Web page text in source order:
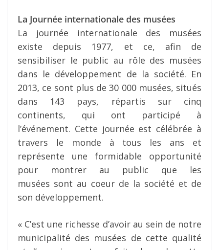
La Journée internationale des musées
La journée internationale des musées
existe depuis 1977, et ce, afin de
sensibiliser le public au rôle des musées
dans le développement de la société. En
2013, ce sont plus de 30 000 musées, situés
dans 143 pays, répartis sur cinq
continents, qui ont participé à
l’événement. Cette journée est célébrée à
travers le monde à tous les ans et
représente une formidable opportunité
pour montrer au public que les
musées sont au coeur de la société et de
son développement.
« C’est une richesse d’avoir au sein de notre
municipalité des musées de cette qualité